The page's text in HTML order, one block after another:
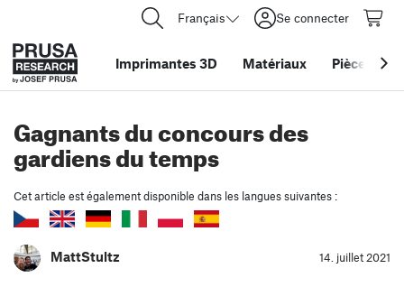
Français Se connecter
Imprimantes 3D Matériaux Pièces &
Gagnants du concours des
gardiens du temps
Cet article est également disponible dans les langues suivantes :
MattStultz 14. juillet 2021